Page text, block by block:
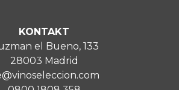
KONTAKT
el Bueno, 133
28003 Madrid